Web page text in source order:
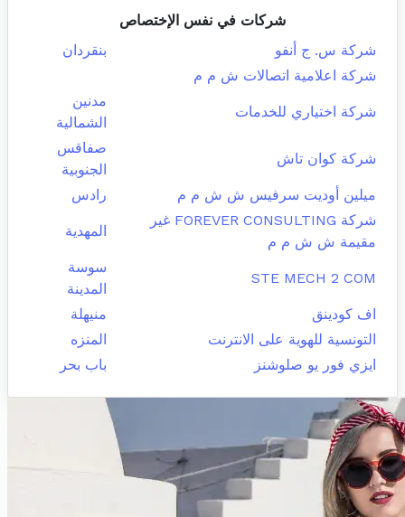
شركات في نفس الإختصاص
شركة س. ج أنفو
بنقردان
شركة اعلامية اتصالات ش م م
شركة اختياري للخدمات
مدنين
الشمالية
شركة كوان تاش
صفاقس
الجنوبية
ميلين أوديت سرفيس ش ش م م
رادس
شركة FOREVER CONSULTING غير
مقيمة ش ش م م
المهدية
STE MECH 2 COM
سوسة
المدينة
اف كودينق
منيهلة
التونسية للهوية على الانترنت
المنزه
ايزي فور يو صلوشنز
باب بحر